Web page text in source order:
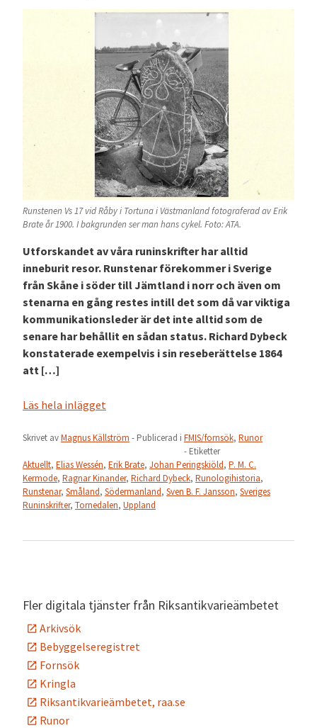
Runstenen Vs 17 vid Råby i Tortuna i Västmanland fotograferad av Erik
Brate år 1900. I bakgrunden ser man hans cykel. Foto: ATA.
Utforskandet av våra runinskrifter har alltid
inneburit resor. Runstenar förekommer i Sverige
från Skåne i söder till Jämtland i norr och även om
stenarna en gång restes intill det som då var viktiga
kommunikationsleder är det inte alltid som de
senare har behållit en sådan status. Richard Dybeck
konstaterade exempelvis i sin reseberättelse 1864
att […]
Läs hela inlägget
Skrivet avMagnus Källström - Publicerad i FMIS/fornsök, Runor
- Etiketter
Aktuellt, Elias Wessén, Erik Brate, Johan Peringskiöld, P. M. C.
Kermode, Ragnar Kinander, Richard Dybeck, Runologihistoria,
Runstenar, Småland, Södermanland, Sven B. F. Jansson, Sveriges
Runinskrifter, Tornedalen, Uppland
Fler digitala tjänster från Riksantikvarieämbetet
Arkivsök
Bebyggelseregistret
Fornsök
Kringla
Riksantikvarieämbetet, raa.se
Runor